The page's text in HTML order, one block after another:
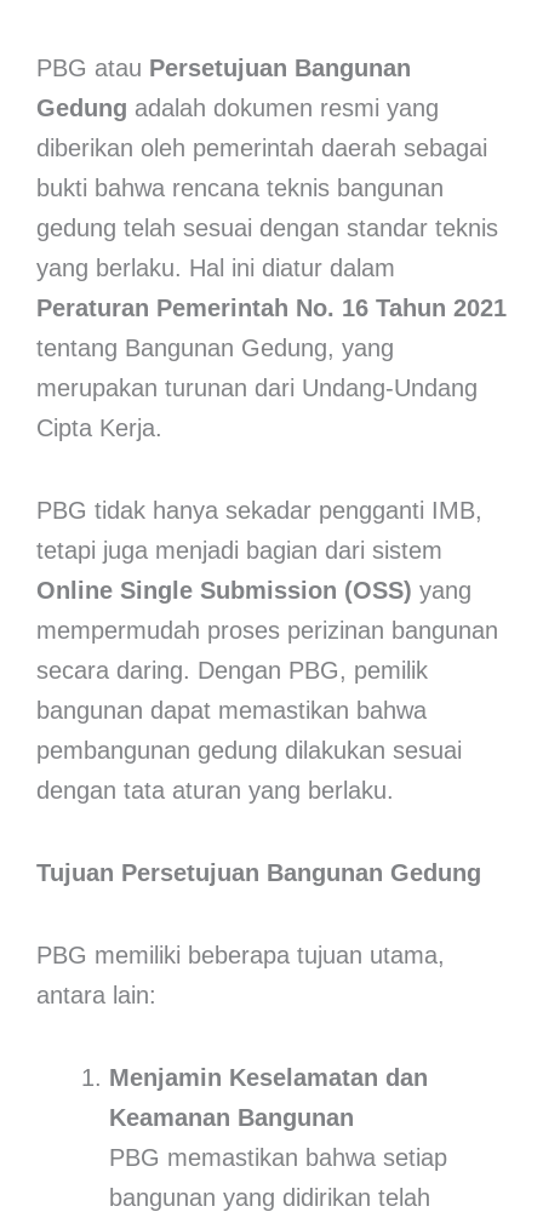
PBG atau Persetujuan Bangunan
Gedung adalah dokumen resmi yang
diberikan oleh pemerintah daerah sebagai
bukti bahwa rencana teknis bangunan
gedung telah sesuai dengan standar teknis
yang berlaku. Hal ini diatur dalam
Peraturan Pemerintah No. 16 Tahun 2021
tentang Bangunan Gedung, yang
merupakan turunan dari Undang-Undang
Cipta Kerja.
PBG tidak hanya sekadar pengganti IMB,
tetapi juga menjadi bagian dari sistem
Online Single Submission (OSS) yang
mempermudah proses perizinan bangunan
secara daring. Dengan PBG, pemilik
bangunan dapat memastikan bahwa
pembangunan gedung dilakukan sesuai
dengan tata aturan yang berlaku.
Tujuan Persetujuan Bangunan Gedung
PBG memiliki beberapa tujuan utama,
antara lain:
Menjamin Keselamatan dan
Keamanan Bangunan
PBG memastikan bahwa setiap
bangunan yang didirikan telah